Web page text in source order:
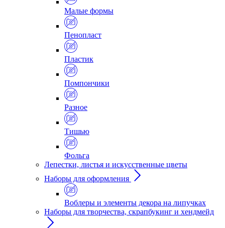
Малые формы
Пенопласт
Пластик
Помпончики
Разное
Тишью
Фольга
Лепестки, листья и искусственные цветы
Наборы для оформления
Воблеры и элементы декора на липучках
Наборы для творчества, скрапбукинг и хендмейд